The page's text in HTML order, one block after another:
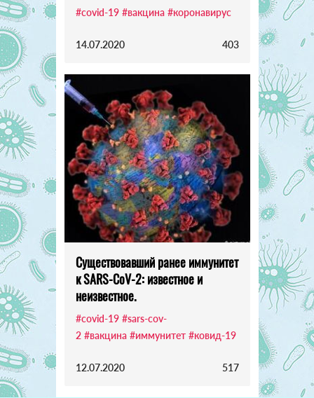
#covid-19 #вакцина #коронавирус
14.07.2020 403
Существовавший ранее иммунитет
к SARS-CoV-2: известное и
неизвестное.
#covid-19 #sars-cov-
2 #вакцина #иммунитет #ковид-19
12.07.2020 517